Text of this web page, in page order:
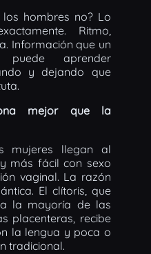
hombres no? Lo
Ritmo,
Información que un
puede aprender
y dejando que
mejor que la
mujeres llegan al
más fácil con sexo
vaginal. La razón
El clítoris, que
la mayoría de las
placenteras, recibe
la lengua y poca o
tradicional.